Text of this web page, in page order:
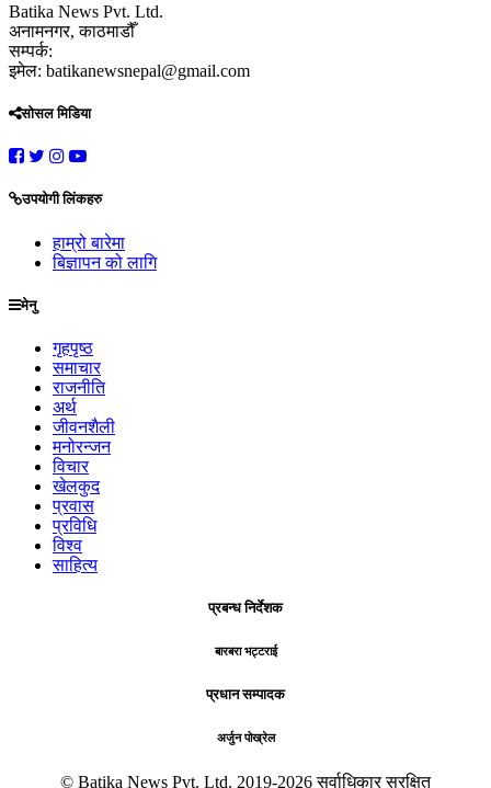
Batika News Pvt. Ltd.
अनामनगर, काठमाडौँ
सम्पर्क:
इमेल: batikanewsnepal@gmail.com
सोसल मिडिया
उपयोगी लिंकहरु
हाम्रो बारेमा
बिज्ञापन को लागि
मेनु
गृहपृष्ठ
समाचार
राजनीति
अर्थ
जीवनशैली
मनोरन्जन
विचार
खेलकुद
प्रवास
प्रविधि
विश्व
साहित्य
प्रबन्ध निर्देशक
बारबरा भट्टराई
प्रधान सम्पादक
अर्जुन पोख्रेल
© Batika News Pvt. Ltd. 2019-2026 सर्वाधिकार सुरक्षित